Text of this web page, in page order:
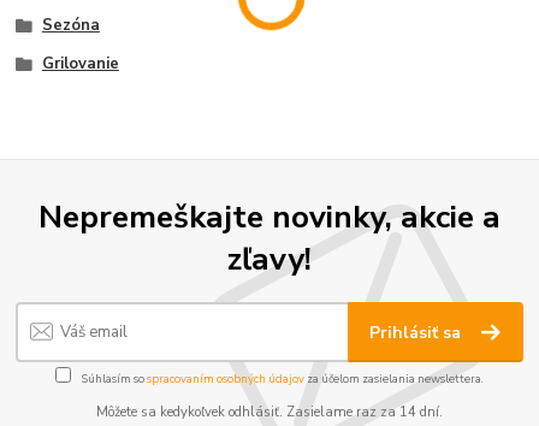
Sezóna
Grilovanie
Nepremeškajte novinky, akcie a
zľavy!
Prihlásiť sa
Súhlasím sospracovaním osobných údajov za účelom zasielania newslettera.
Môžete sa kedykoľvek odhlásiť. Zasielame raz za 14 dní.